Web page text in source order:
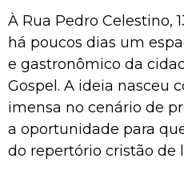
À Rua Pedro Celestino,
há poucos dias um
e gastronômico da
Gospel. A ideia nasceu
imensa no cenário de
a oportunidade para
do repertório cristão de